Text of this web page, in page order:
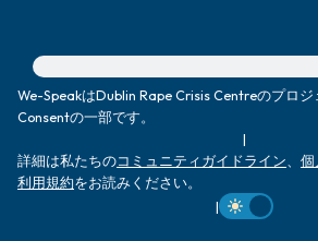
緊急の支援が必要な方は、{{resource}} を
We-SpeakはDublin Rape Crisis Centreのプロ
Consentの一部です。
|
詳細は私たちのコミュニティガイドライン 個
利用規約をお読みください。
|
最後に深呼吸をしましょう。